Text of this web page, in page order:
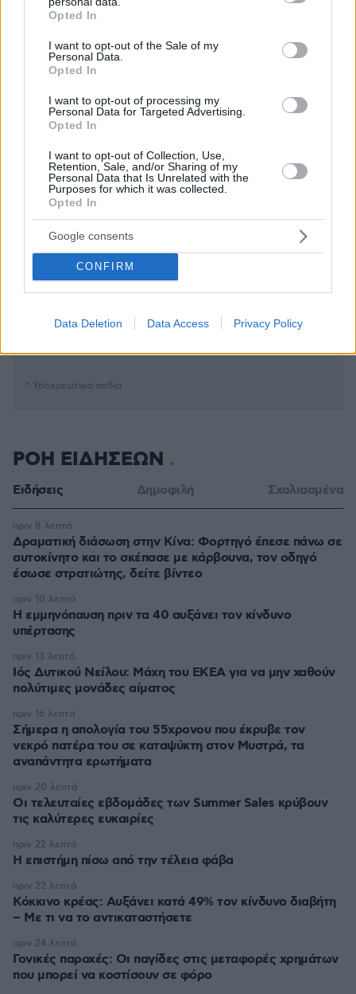
grant or deny consent to Google and its third-party tags to
use your data for below specified purposes in below Google
consent section.
Opted In
I want to opt-out of the Sale of my
Personal Data.
Opted In
I want to opt-out of processing my
Personal Data for Targeted Advertising.
Opted In
I want to opt-out of Collection, Use,
Retention, Sale, and/or Sharing of my
Personal Data that Is Unrelated with the
Purposes for which it was collected.
Opted In
Google consents
CONFIRM
Data Deletion Data Access Privacy Policy
EMAIL
ΣΧΌΛΙΟ *
Απομένουν2500χαρακτήρες
* Υποχρεωτικά πεδία
ΡΟΗ ΕΙΔΗΣΕΩΝ
Ειδήσεις Δημοφιλή Σχολιασμένα
Δραματική διάσωση στην Κίνα: Φορτηγό έπεσε πάνω σε
αυτοκίνητο και το σκέπασε με κάρβουνα, τον οδηγό
έσωσε στρατιώτης, δείτε βίντεο
πριν 8 λεπτά
Η εμμηνόπαυση πριν τα 40 αυξάνει τον κίνδυνο
υπέρτασης
πριν 10 λεπτά
Ιός Δυτικού Νείλου: Μάχη του ΕΚΕΑ για να μην χαθούν
πολύτιμες μονάδες αίματος
πριν 13 λεπτά
Σήμερα η απολογία του 55χρονου που έκρυβε τον
νεκρό πατέρα του σε καταψύκτη στον Μυστρά, τα
αναπάντητα ερωτήματα
πριν 16 λεπτά
Οι τελευταίες εβδομάδες των Summer Sales κρύβουν
τις καλύτερες ευκαιρίες
πριν 20 λεπτά
Η επιστήμη πίσω από την τέλεια φάβα
πριν 22 λεπτά
Κόκκινο κρέας: Αυξάνει κατά 49% τον κίνδυνο διαβήτη
– Με τι να το αντικαταστήσετε
πριν 22 λεπτά
Γονικές παροχές: Οι παγίδες στις μεταφορές χρημάτων
που μπορεί να κοστίσουν σε φόρο
πριν 24 λεπτά